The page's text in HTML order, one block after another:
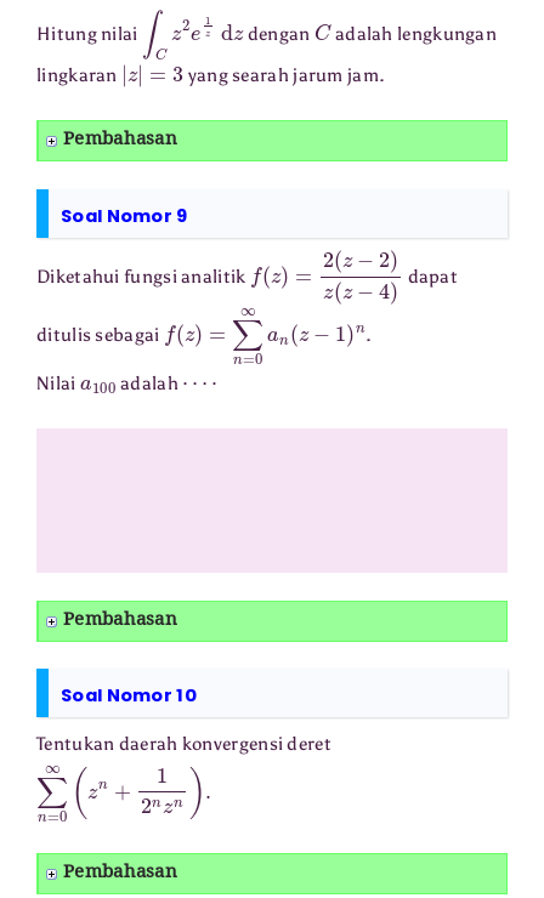
Hitung nilai C 2e 1z d dengan Cadalah lengkungan
lingkaran | |=3 yang searah jarum jam.
Pembahasan
Soal Nomor 9
Diketahui fungsi analitik f(z ) z−2)z (z− 4)
dapat
ditulis sebagai f(z ) n=0 an −1)n.
Nilai adalah
Pembahasan
Soal Nomor 10
Tentukan daerah konvergensi deret
∑n=0 ∞ z 12 nz
Pembahasan